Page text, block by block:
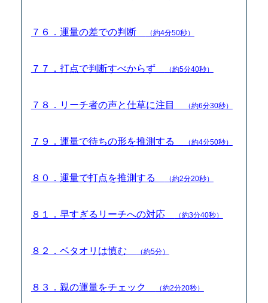
７６．運量の差での判断 （約4分50秒）
７７．打点で判断すべからず （約5分40秒）
７８．リーチ者の声と仕草に注目 （約6分30秒）
７９．運量で待ちの形を推測する （約4分50秒）
８０．運量で打点を推測する （約2分20秒）
８１．早すぎるリーチへの対応 （約3分40秒）
８２．ベタオリは慎む （約5分）
８３．親の運量をチェック （約2分20秒）